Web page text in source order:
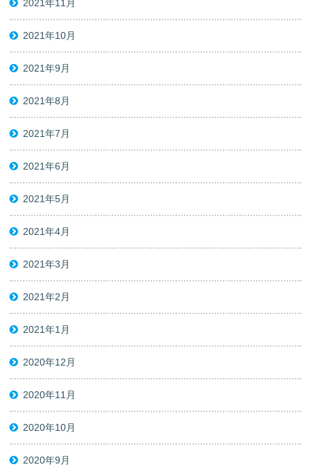
2021年11月
2021年10月
2021年9月
2021年8月
2021年7月
2021年6月
2021年5月
2021年4月
2021年3月
2021年2月
2021年1月
2020年12月
2020年11月
2020年10月
2020年9月